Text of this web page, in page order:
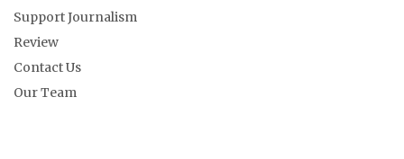
Support Journalism
Review
Contact Us
Our Team